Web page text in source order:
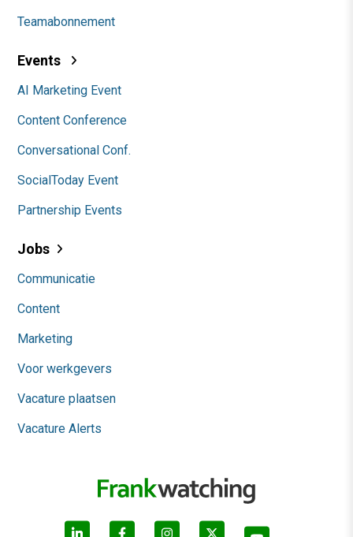
Teamabonnement
Events
AI Marketing Event
Content Conference
Conversational Conf.
SocialToday Event
Partnership Events
Jobs
Communicatie
Content
Marketing
Voor werkgevers
Vacature plaatsen
Vacature Alerts